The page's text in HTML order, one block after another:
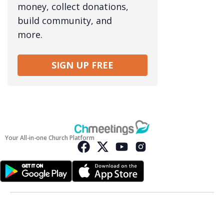
money, collect donations,
build community, and
more.
SIGN UP FREE
Your All-in-one Church Platform